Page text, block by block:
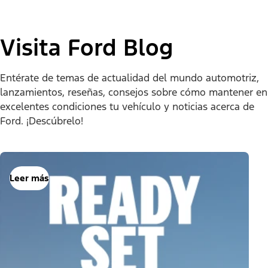
Visita Ford Blog
Entérate de temas de actualidad del mundo automotriz,
lanzamientos, reseñas, consejos sobre cómo mantener en
excelentes condiciones tu vehículo y noticias acerca de
Ford. ¡Descúbrelo!
Leer más